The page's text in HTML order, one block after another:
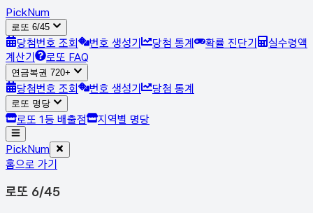
PickNum
로또 6/45
당첨번호 조회 번호 생성기 당첨 통계 확률 진단기
실수령액
계산기
로또 FAQ
연금복권 720+
당첨번호 조회 번호 생성기 당첨 통계
로또 명당
로또 1등 배출점 지역별 명당
PickNum
홈으로 가기
로또 6/45